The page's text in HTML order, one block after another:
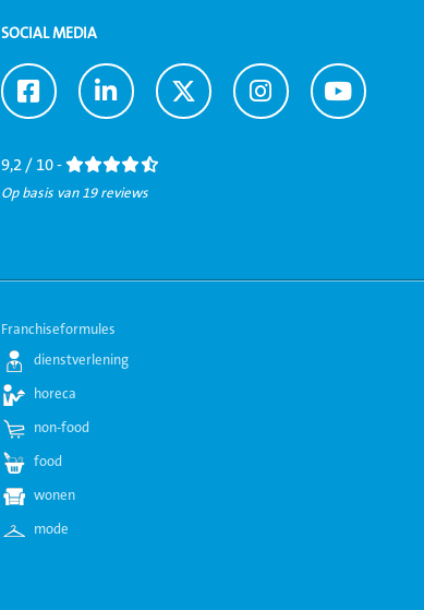
SOCIAL MEDIA
Ga
naar
Ga
naar
Ga
naar
Ga
naar
Ga
naar
9,2 / 10 -
Op basis van 19 reviews
Franchiseformules
dienstverlening
horeca
non-food
food
wonen
mode